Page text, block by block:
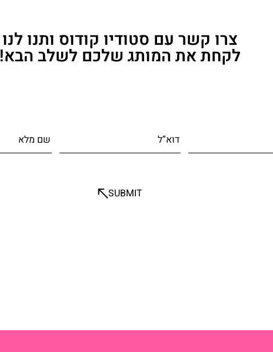
צרו קשר עם סטודיו קודוס ותנו לנו
לקחת את המותג שלכם לשלב הבא!
SUBMIT